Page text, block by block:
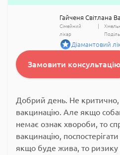
Гайченя Світлана
Сімейний
лікар
Діамантовий
Замовити консультацію
Добрий день. Не
вакцинацію. Але якщо
немає ознак хвороби, то
вакцинацію,
якщо буде жива, то ризику